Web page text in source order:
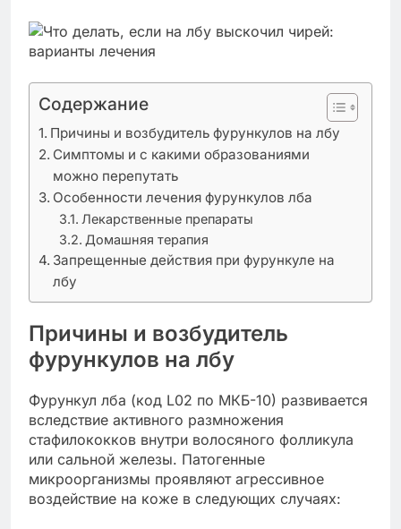
Содержание
Причины и возбудитель фурункулов на лбу
Симптомы и с какими образованиями
можно перепутать
Особенности лечения фурункулов лба
Лекарственные препараты
Домашняя терапия
Запрещенные действия при фурункуле на
лбу
Причины и возбудитель
фурункулов на лбу
Фурункул лба (код L02 по МКБ-10) развивается
вследствие активного размножения
стафилококков внутри волосяного фолликула
или сальной железы. Патогенные
микроорганизмы проявляют агрессивное
воздействие на коже в следующих случаях: